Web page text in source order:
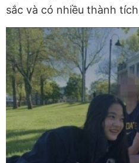
sắc và có nhiều thành